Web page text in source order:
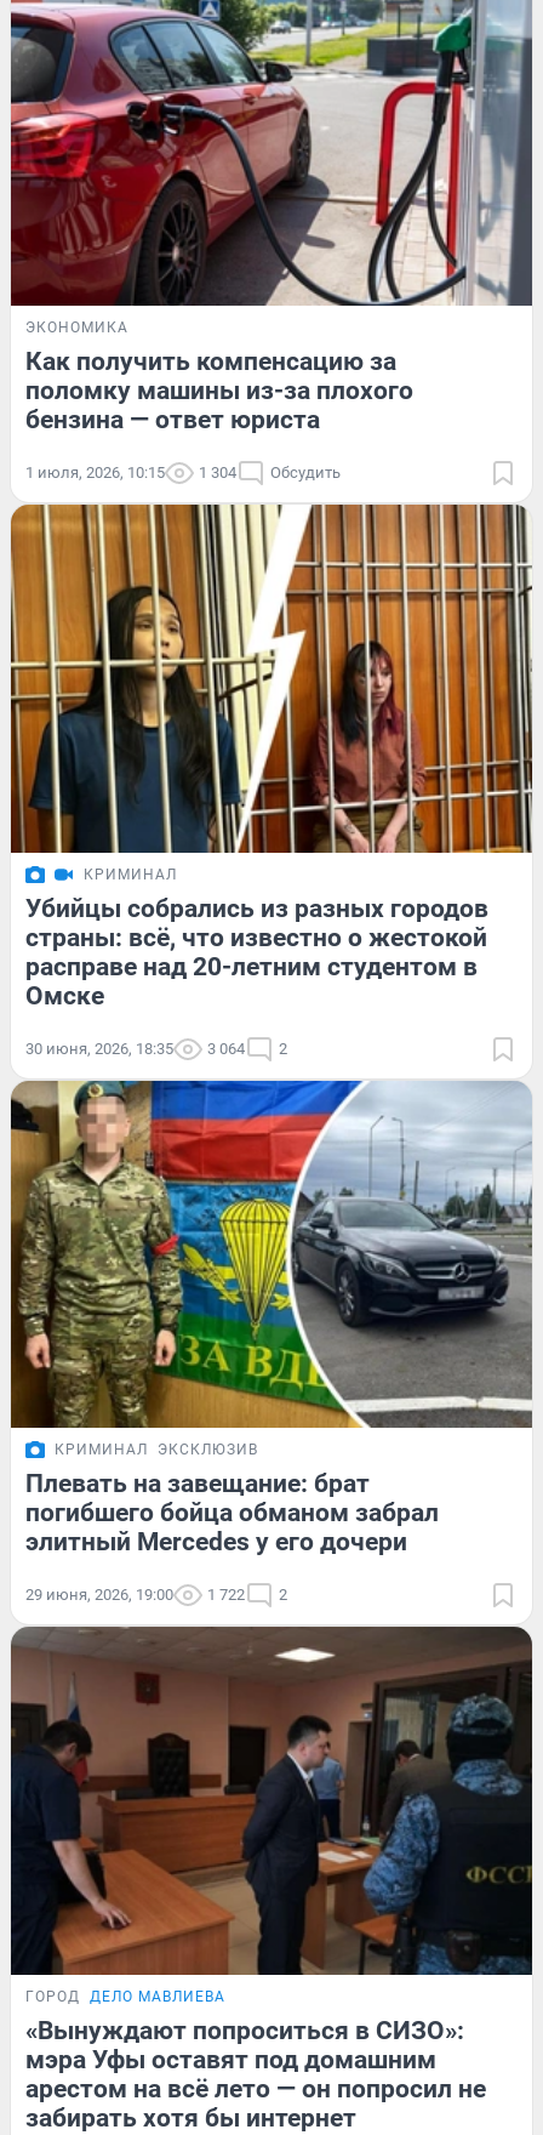
ЭКОНОМИКА
Как получить компенсацию за
поломку машины из-за плохого
бензина — ответ юриста
1 июля, 2026, 10:15 1 304 Обсудить
КРИМИНАЛ
Убийцы собрались из разных городов
страны: всё, что известно о жестокой
расправе над 20-летним студентом в
Омске
30 июня, 2026, 18:35 3 064 2
КРИМИНАЛ ЭКСКЛЮЗИВ
Плевать на завещание: брат
погибшего бойца обманом забрал
элитный Mercedes у его дочери
29 июня, 2026, 19:00 1 722 2
ГОРОД ДЕЛО МАВЛИЕВА
«Вынуждают попроситься в СИЗО»:
мэра Уфы оставят под домашним
арестом на всё лето — он попросил не
забирать хотя бы интернет